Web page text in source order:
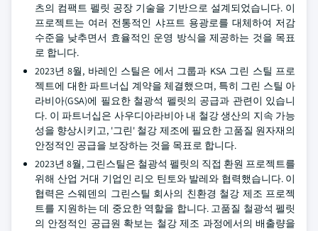
츠의 컴팩트 펠릿 공장 기술을 기반으로 설계되었습니다. 이
프로젝트는 여러 전통적인 샤프트 용광로를 대체하여 저감
수준을 낮추면서 효율적인 운영 방식을 제공하는 것을 목표
로 합니다.
2023년 8월, 바레인 스틸은 에서 그룹과 KSA 그린 스틸 프로
젝트에 대한 파트너십 계약을 체결했으며, 특히 그린 스틸 아
라비아(GSA)에 필요한 철광석 펠릿의 공급과 관련이 있습니
다. 이 파트너십은 사우디아라비아 내 철강 생산의 지속 가능
성을 향상시키고, '그린' 철강 제조에 필요한 고품질 원자재의
안정적인 공급을 보장하는 것을 목표로 합니다.
2023년 8월, 그린스틸은 철광석 펠릿의 직접 환원 프로젝트를
위해 산업 거대 기업인 리오 틴토와 발레와 협력했습니다. 이
협력은 스웨덴의 그린스틸 회사의 친환경 철강 제조 프로젝
트를 지원하는 데 중요한 역할을 합니다. 고품질 철광석 펠릿
의 안정적인 공급원 확보는 철강 제조 과정에서의 배출량을